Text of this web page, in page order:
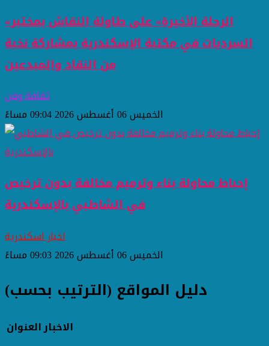
«الرحلة الأخيرة» على طاولة النقاش بمختبر
السرديات في مكتبة الإسكندرية بمشاركة نخبة
من النقاد والمبدعين
ثقافة وفن
الخميس 06 أغسطس 2026 09:04 مساءً
إحباط محاولة بناء وترميم مخالفة بدون ترخيص
في الشاطبي بالإسكندرية
اخبار اسكندرية
الخميس 06 أغسطس 2026 09:03 مساءً
دليل المواقع (الترتيب بحسب)
العنوانالاخبار